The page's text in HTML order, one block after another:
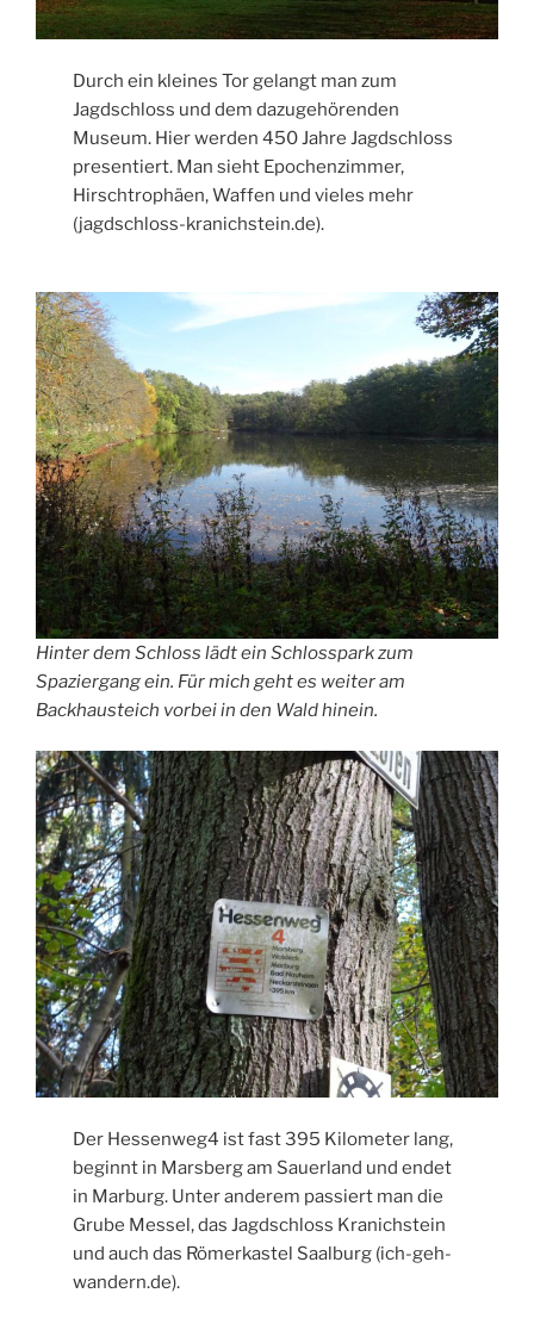
Durch ein kleines Tor gelangt man zum
Jagdschloss und dem dazugehörenden
Museum. Hier werden 450 Jahre Jagdschloss
presentiert. Man sieht Epochenzimmer,
Hirschtrophäen, Waffen und vieles mehr
(jagdschloss-kranichstein.de).
Hinter dem Schloss lädt ein Schlosspark zum
Spaziergang ein. Für mich geht es weiter am
Backhausteich vorbei in den Wald hinein.
Der Hessenweg4 ist fast 395 Kilometer lang,
beginnt in Marsberg am Sauerland und endet
in Marburg. Unter anderem passiert man die
Grube Messel, das Jagdschloss Kranichstein
und auch das Römerkastel Saalburg (ich-geh-
wandern.de).